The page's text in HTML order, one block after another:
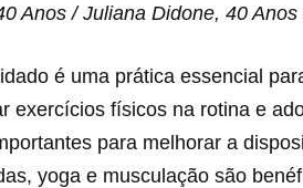
Anos / Juliana Didone, 40
é uma prática essencial
exercícios físicos na rotina e
para melhorar a
yoga e musculação são